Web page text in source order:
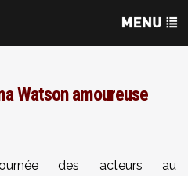
Watson amoureuse
des acteurs au